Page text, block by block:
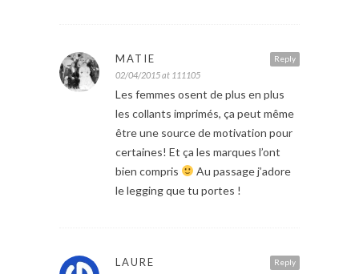
Reply
MATIE
02/04/2015 at 111105
Les femmes osent de plus en plus
les collants imprimés, ça peut même
être une source de motivation pour
certaines! Et ça les marques l’ont
bien compris
Au passage j’adore
le legging que tu portes !
Reply
LAURE